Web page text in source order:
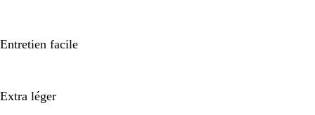
Entretien facile
Extra léger